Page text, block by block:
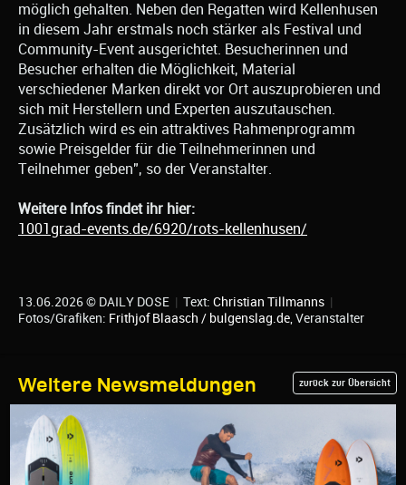
möglich gehalten. Neben den Regatten wird Kellenhusen
in diesem Jahr erstmals noch stärker als Festival und
Community-Event ausgerichtet. Besucherinnen und
Besucher erhalten die Möglichkeit, Material
verschiedener Marken direkt vor Ort auszuprobieren und
sich mit Herstellern und Experten auszutauschen.
Zusätzlich wird es ein attraktives Rahmenprogramm
sowie Preisgelder für die Teilnehmerinnen und
Teilnehmer geben", so der Veranstalter.
Weitere Infos findet ihr hier:
1001grad-events.de/6920/rots-kellenhusen/
13.06.2026 © DAILY DOSE | Text: Christian Tillmanns |
Fotos/Grafiken: Frithjof Blaasch / bulgenslag.de, Veranstalter
Weitere Newsmeldungen zurück zur Übersicht